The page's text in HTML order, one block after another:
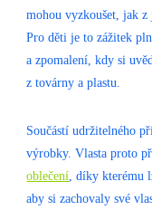
mohou vyzkoušet, jak z
Pro děti je to zážitek
a zpomalení, kdy si
z továrny a plastu.
Součástí udržitelného
výrobky. Vlasta proto
oblečení , díky kterému
aby si zachovaly své